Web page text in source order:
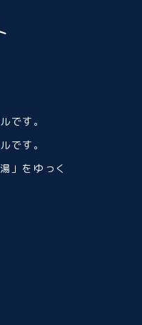
です。
です。
」をゆっく